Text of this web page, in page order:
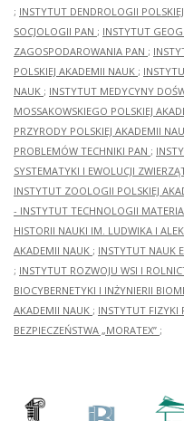
; INSTYTUT DENDROLOGII
SOCJOLOGII PAN ; INSTYTUT
ZAGOSPODAROWANIA PAN ;
POLSKIEJ AKADEMII NAUK ;
NAUK ; INSTYTUT MEDYCYNY
MOSSAKOWSKIEGO POLSKIEJ
PRZYRODY POLSKIEJ AKADEMII
PROBLEMÓW TECHNIKI PAN ;
SYSTEMATYKI I EWOLUCJI
INSTYTUT ZOOLOGII POLSKIEJ
- INSTYTUT TECHNOLOGII
HISTORII NAUKI IM. LUDWIKA I
AKADEMII NAUK ; INSTYTUT NAUK
; INSTYTUT ROZWOJU WSI I
BIOCYBERNETYKI I INŻYNIERII
AKADEMII NAUK ; INSTYTUT FIZYKI
BEZPIECZEŃSTWA „MORATEX” ;